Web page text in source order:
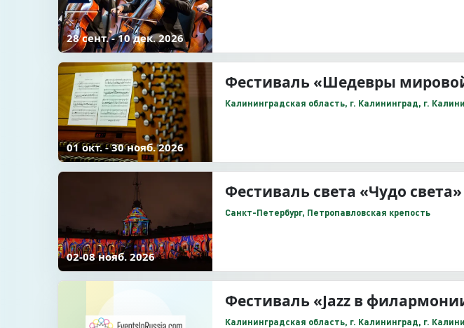
28 сент. - 10 дек. 2026
01 окт. - 30 нояб. 2026
Фестиваль «Шедевры
Калининградская область, г. Калининград, г.
02-08 нояб. 2026
Фестиваль света «Чудо света»
Санкт-Петербург, Петропавловская крепость
Фестиваль «Jazz в
Калининградская область, г. Калининград, г.